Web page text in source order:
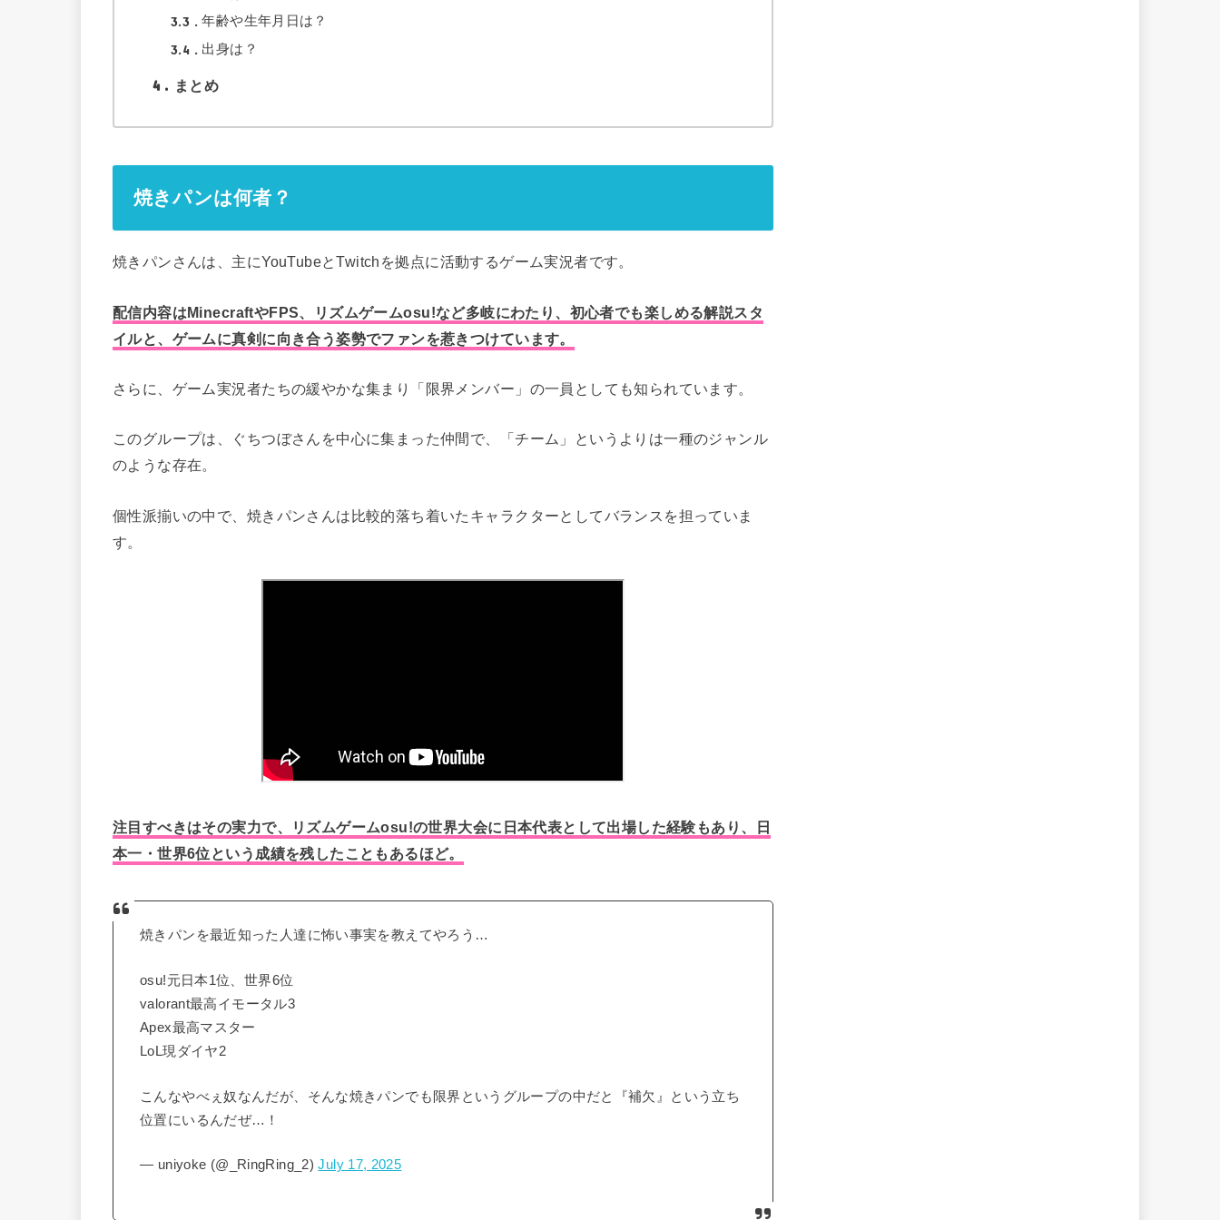
3.3 年齢や生年月日は？
3.4 出身は？
4 まとめ
焼きパンは何者？
焼きパンさんは、主にYouTubeとTwitchを拠点に活動するゲーム実況者です。
配信内容はMinecraftやFPS、リズムゲームosu!など多岐にわたり、初心者でも楽しめる解説スタ
イルと、ゲームに真剣に向き合う姿勢でファンを惹きつけています。
さらに、ゲーム実況者たちの緩やかな集まり「限界メンバー」の一員としても知られています。
このグループは、ぐちつぼさんを中心に集まった仲間で、「チーム」というよりは一種のジャンル
のような存在。
個性派揃いの中で、焼きパンさんは比較的落ち着いたキャラクターとしてバランスを担っていま
す。
注目すべきはその実力で、リズムゲームosu!の世界大会に日本代表として出場した経験もあり、日
本一・世界6位という成績を残したこともあるほど。
焼きパンを最近知った人達に怖い事実を教えてやろう…
osu!元日本1位、世界6位
valorant最高イモータル3
Apex最高マスター
LoL現ダイヤ2
こんなやべぇ奴なんだが、そんな焼きパンでも限界というグループの中だと『補欠』という立ち
位置にいるんだぜ…！
— uniyoke (@_RingRing_2)July 17, 2025